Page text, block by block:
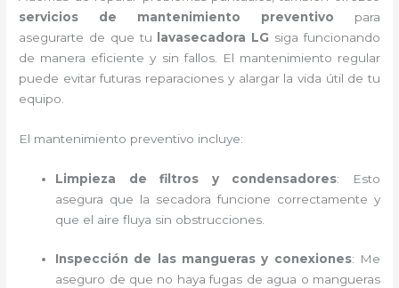
servicios de mantenimiento preventivo para
asegurarte de que tu
lavasecadora LG siga funcionando
de manera eficiente y sin fallos. El mantenimiento regular
puede evitar futuras reparaciones y alargar la vida útil de tu
equipo.
El mantenimiento preventivo incluye:
Limpieza de filtros y condensadores: Esto
asegura que la secadora funcione correctamente y
que el aire fluya sin obstrucciones.
Inspección de las mangueras y conexiones: Me
aseguro de que no haya fugas de agua o mangueras